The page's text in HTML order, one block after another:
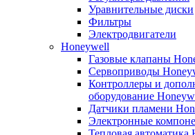
Уравнительные диски
Фильтры
Электродвигатели
Honeywell
Газовые клапаны
Сервоприводы
Контроллеры и
оборудование
Датчики пламени
Электронные